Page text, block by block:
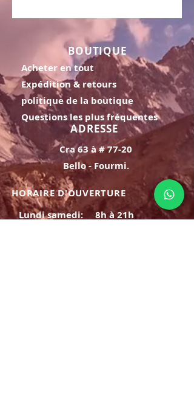
BOUTIQUE
Acheter en tout
Expédition & retours
politique de la boutique
Questions les plus fréquentes
ADRESSE
Cra 63 à # 77-20
Bello - Fourmi.
HORAIRE D'OUVERTURE
Lundi samedi:
8h à 21h